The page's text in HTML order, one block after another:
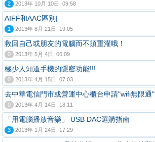
2 2013年 10月 10日, 09:58
AIFF和AAC區別|
1 2013年 8月 21日, 19:05
救回自己或朋友的電腦而不須重灌哦！
0 2013年 5月 4日, 06:09
極少人知道手機的隱密功能!!!
0 2013年 4月 15日, 07:03
去中華電信門市或營運中心櫃台申請"wifi無限通",
0 2013年 4月 14日, 18:11
「用電腦播放音樂」 USB DAC選購指南
3 2013年 1月 24日, 17:29